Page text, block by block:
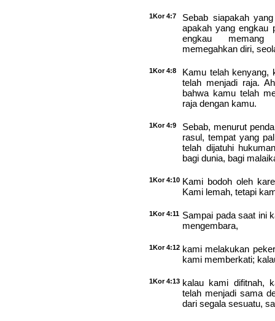
1Kor 4:7
Sebab siapakah
apakah yang engkau
engkau memang
memegahkan diri,
1Kor 4:8
Kamu telah kenyang,
telah menjadi raja.
bahwa kamu telah
raja dengan kamu.
1Kor 4:9
Sebab, menurut
rasul, tempat yang
telah dijatuhi
bagi dunia, bagi
1Kor 4:10 Kami bodoh oleh
Kami lemah, tetapi
1Kor 4:11 Sampai pada saat ini
mengembara,
1Kor 4:12 kami melakukan
kami memberkati;
1Kor 4:13 kalau kami difitnah,
telah menjadi sama
dari segala sesuatu,